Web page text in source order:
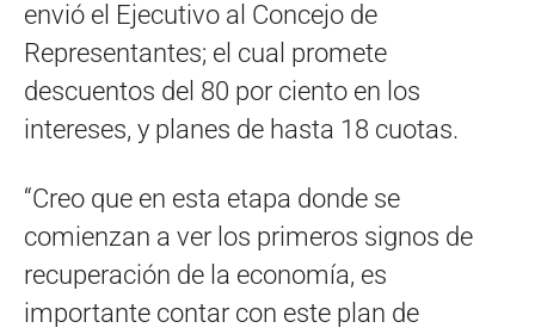
envió el Ejecutivo al Concejo de
Representantes; el cual promete
descuentos del 80 por ciento en los
intereses, y planes de hasta 18 cuotas.
“Creo que en esta etapa donde se
comienzan a ver los primeros signos de
recuperación de la economía, es
importante contar con este plan de